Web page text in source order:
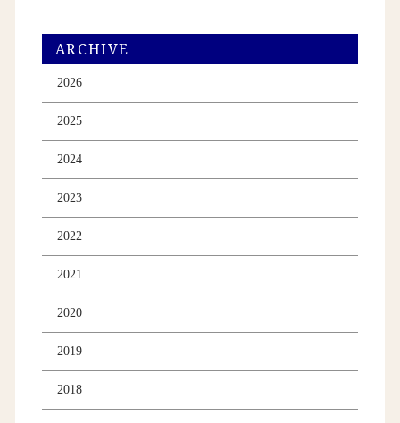
ARCHIVE
2026
2025
2024
2023
2022
2021
2020
2019
2018